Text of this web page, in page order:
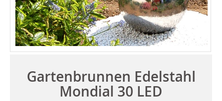
Gartenbrunnen Edelstahl
Mondial 30 LED